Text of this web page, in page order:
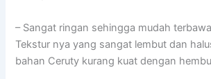
– Sangat ringan sehingga mudah
Tekstur nya yang sangat lembut dan
bahan Ceruty kurang kuat dengan